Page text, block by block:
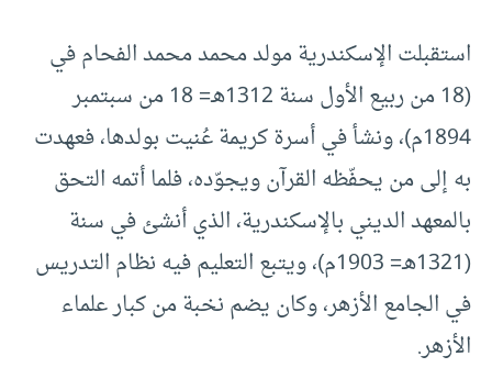
استقبلت الإسكندرية مولد محمد محمد الفحام في
(18 من ربيع الأول سنة 1312هـ= 18 من سبتمبر
1894م)، ونشأ في أسرة كريمة عُنيت بولدها، فعهدت
به إلى من يحفّظه القرآن ويجوّده، فلما أتمه التحق
بالمعهد الديني بالإسكندرية، الذي أنشئ في سنة
(1321هـ= 1903م)، ويتبع التعليم فيه نظام التدريس
في الجامع الأزهر، وكان يضم نخبة من كبار علماء
الأزهر.